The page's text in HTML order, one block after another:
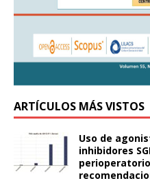
ARTÍCULOS MÁS VISTOS
Uso de
inhibidores